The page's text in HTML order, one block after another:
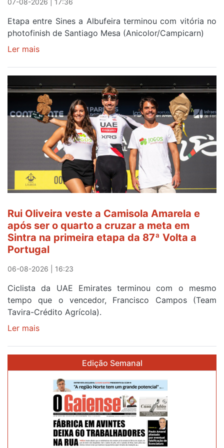
07-08-2026 | 17:36
Etapa entre Sines a Albufeira terminou com vitória no
photofinish de Santiago Mesa (Anicolor/Campicarn)
Ler mais
Oliveira
é
sexto
e
continua
Camisola
Amarela
ao
da
etapa
da
Volta
a
Portugal
Rui Oliveira veste a Camisola Amarela e
após ser o quarto a cruzar a meta em
Sintra na primeira etapa da 87ª Volta a
Portugal
06-08-2026 | 16:23
Ciclista da UAE Emirates terminou com o mesmo
tempo que o vencedor, Francisco Campos (Team
Tavira-Crédito Agrícola).
Ler mais
Camisola
Amarela
após
Edição Semanal